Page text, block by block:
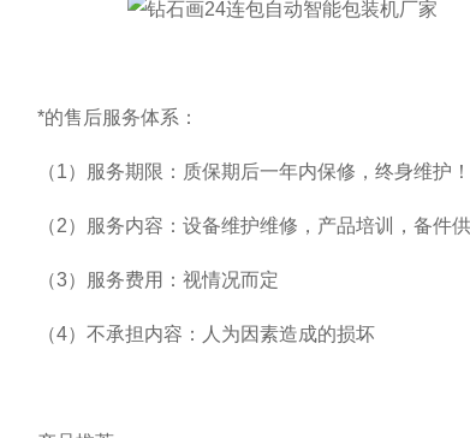
*的售后服务体系：
（1）服务期限：质保期后一年内保修，终身维护
（2）服务内容：设备维护维修，产品培训，备件
（3）服务费用：视情况而定
（4）不承担内容：人为因素造成的损坏